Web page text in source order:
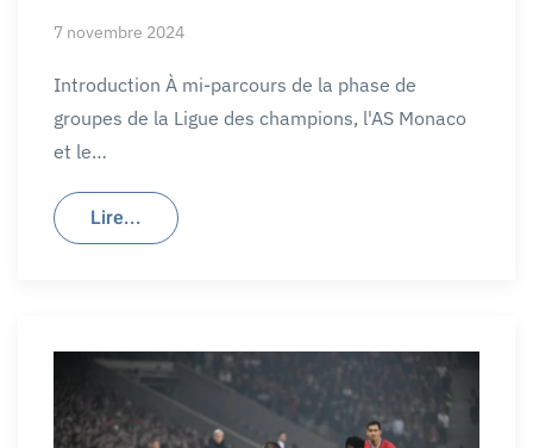
7 novembre 2024
Introduction À mi-parcours de la phase de
groupes de la Ligue des champions, l'AS Monaco
et le…
Lire...